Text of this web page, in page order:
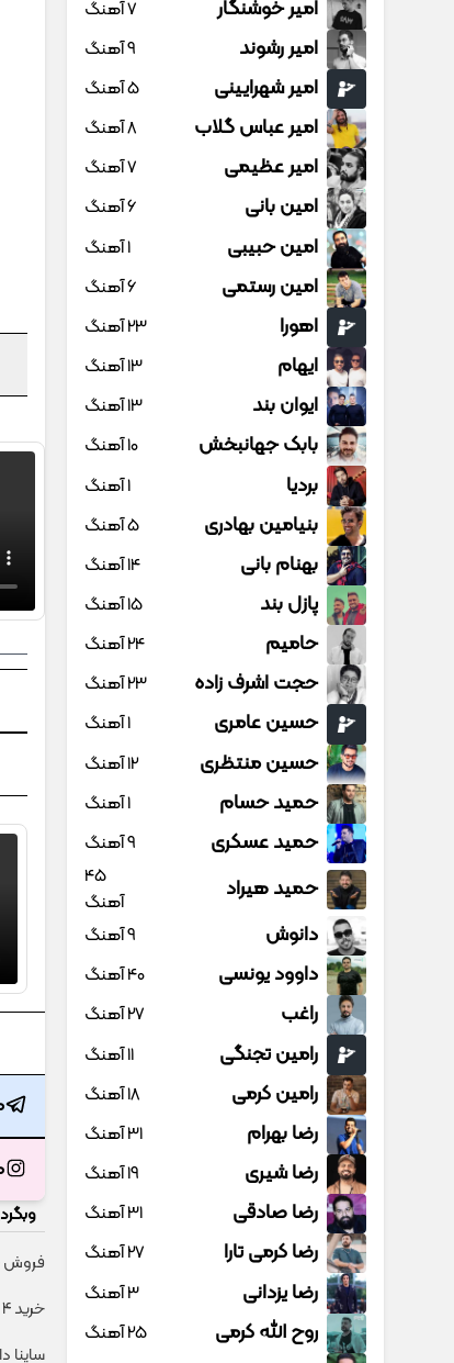
فروش
خرید 4 قسطه اینترنت پیشگامان ☎️ بدون نیاز به تلفن
ساینا
امیر خوشنگار 7 آهنگ
امیر رشوند 9 آهنگ
امیر شهرایینی 5 آهنگ
امیر عباس گلاب 8 آهنگ
امیر عظیمی 7 آهنگ
امین بانی 6 آهنگ
امین حبیبی 1 آهنگ
امین رستمی 6 آهنگ
اهورا 23 آهنگ
ایهام 13 آهنگ
ایوان بند 13 آهنگ
بابک جهانبخش 10 آهنگ
بردیا 1 آهنگ
بنیامین بهادری 5 آهنگ
بهنام بانی 14 آهنگ
پازل بند 15 آهنگ
حامیم 24 آهنگ
حجت اشرف زاده 23 آهنگ
حسین عامری 1 آهنگ
حسین منتظری 12 آهنگ
حمید حسام 1 آهنگ
حمید عسکری 9 آهنگ
حمید هیراد
45
آهنگ
دانوش 9 آهنگ
داوود یونسی 40 آهنگ
راغب 27 آهنگ
رامین تجنگی 11 آهنگ
رامین کرمی 18 آهنگ
رضا بهرام 31 آهنگ
رضا شیری 19 آهنگ
رضا صادقی 31 آهنگ
رضا کرمی تارا 27 آهنگ
رضا یزدانی 3 آهنگ
روح الله کرمی 25 آهنگ